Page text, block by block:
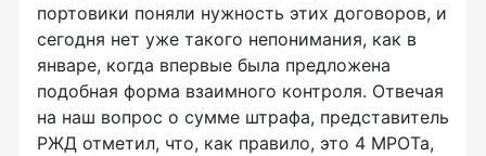
портовики поняли нужность этих договоров, и
сегодня нет уже такого непонимания, как в
январе, когда впервые была предложена
подобная форма взаимного контроля. Отвечая
на наш вопрос о сумме штрафа, представитель
РЖД отметил, что, как правило, это 4 МРОТа,